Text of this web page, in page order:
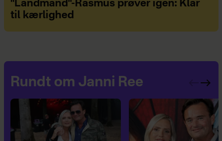
"Landmand"-Rasmus prøver igen: Klar
til kærlighed
Rundt om Janni Ree